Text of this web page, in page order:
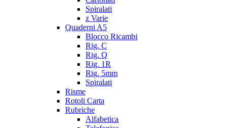
Spiralati
z Varie
Quaderni A5
Blocco Ricambi
Rig. C
Rig. Q
Rig. 1R
Rig. 5mm
Spiralati
Risme
Rotoli Carta
Rubriche
Alfabetica